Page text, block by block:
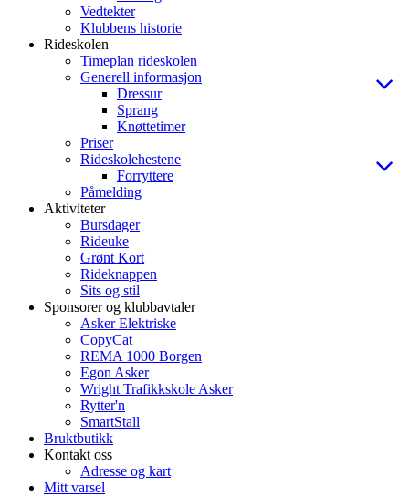
Vedtekter
Klubbens historie
Rideskolen
Timeplan rideskolen
Generell informasjon
Dressur
Sprang
Knøttetimer
Priser
Rideskolehestene
Forryttere
Påmelding
Aktiviteter
Bursdager
Rideuke
Grønt Kort
Rideknappen
Sits og stil
Sponsorer og klubbavtaler
Asker Elektriske
CopyCat
REMA 1000 Borgen
Egon Asker
Wright Trafikkskole Asker
Rytter'n
SmartStall
Bruktbutikk
Kontakt oss
Adresse og kart
Mitt varsel